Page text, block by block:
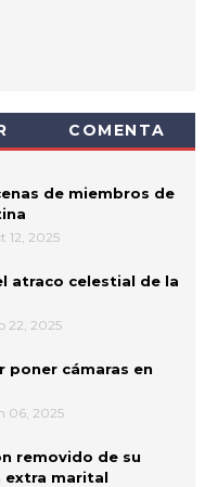
COMENTA
de miembros de
12, 2025
atraco celestial de la
22, 2025
poner cámaras en
06, 2025
removido de su
extra marital